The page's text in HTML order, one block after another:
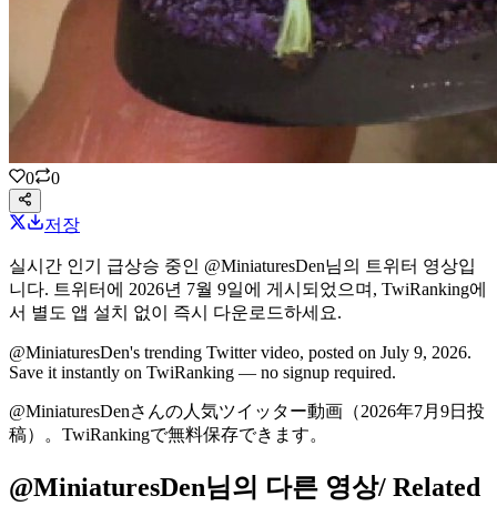
0 0
저장
실시간 인기 급상승 중인 @MiniaturesDen님의 트위터 영상입
니다. 트위터에 2026년 7월 9일에 게시되었으며, TwiRanking에
서 별도 앱 설치 없이 즉시 다운로드하세요.
@MiniaturesDen's trending Twitter video, posted on July 9, 2026.
Save it instantly on TwiRanking — no signup required.
@MiniaturesDenさんの人気ツイッター動画 （2026年7月9日投
稿）
。TwiRankingで無料保存できます。
@MiniaturesDen님의 다른 영상/ Related